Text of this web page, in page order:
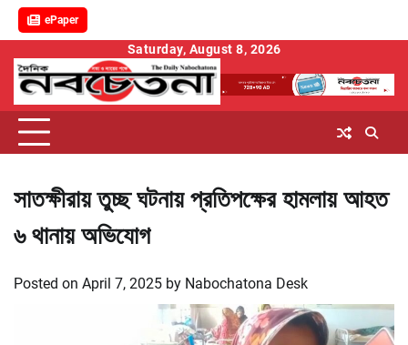
ePaper
content
Saturday, August 8, 2026
সাতক্ষীরায় তুচ্ছ ঘটনায় প্রতিপক্ষের হামলায় আহত
৬ থানায় অভিযোগ
Posted on April 7, 2025 by Nabochatona Desk